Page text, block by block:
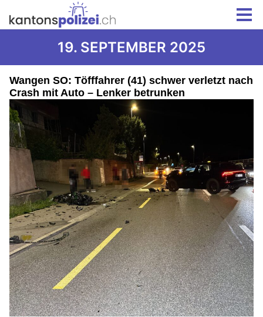
19. SEPTEMBER 2025
Wangen SO: Töfffahrer (41) schwer verletzt nach
Crash mit Auto – Lenker betrunken